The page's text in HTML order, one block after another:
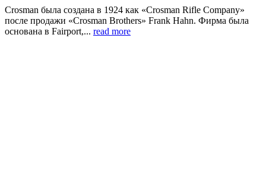
Crosman была создана в 1924 как «Crosman Rifle Company»
после продажи «Crosman Brothers» Frank Hahn. Фирма была
основана в Fairport,... read more